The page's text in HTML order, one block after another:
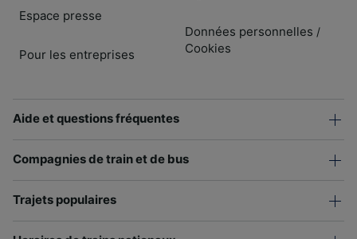
Espace presse
Pour les entreprises
Données personnelles /
Cookies
Aide et questions fréquentes
Compagnies de train et de bus
Trajets populaires